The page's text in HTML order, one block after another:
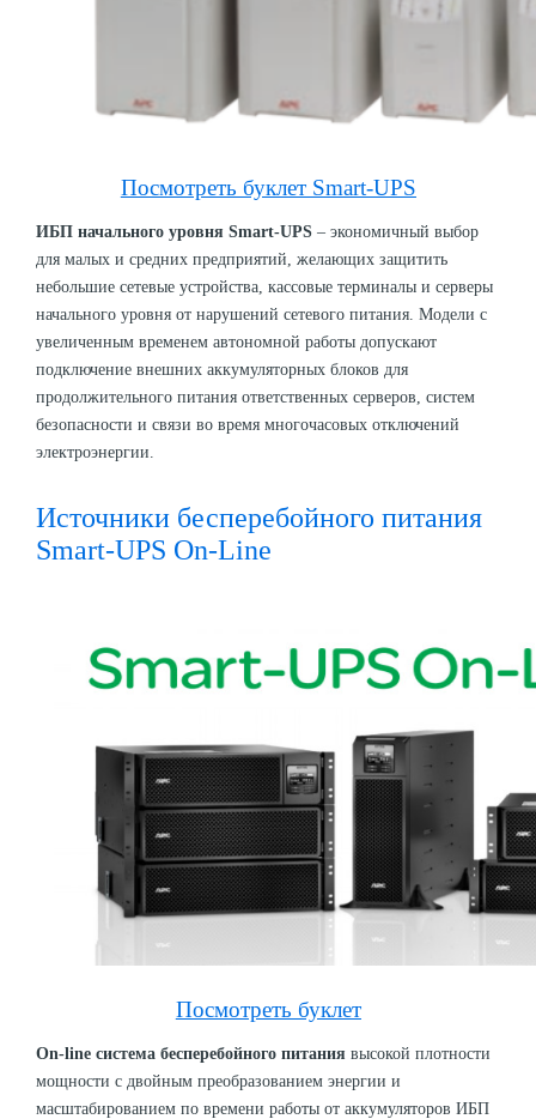
Посмотреть буклет Smart-UPS
ИБП начального уровня Smart-UPS – экономичный выбор
для малых и средних предприятий, желающих защитить
небольшие сетевые устройства, кассовые терминалы и серверы
начального уровня от нарушений сетевого питания. Модели с
увеличенным временем автономной работы допускают
подключение внешних аккумуляторных блоков для
продолжительного питания ответственных серверов, систем
безопасности и связи во время многочасовых отключений
электроэнергии.
Источники бесперебойного питания
Smart-UPS On-Line
Посмотреть буклет
On-line система бесперебойного питания высокой плотности
мощности с двойным преобразованием энергии и
масштабированием по времени работы от аккумуляторов ИБП